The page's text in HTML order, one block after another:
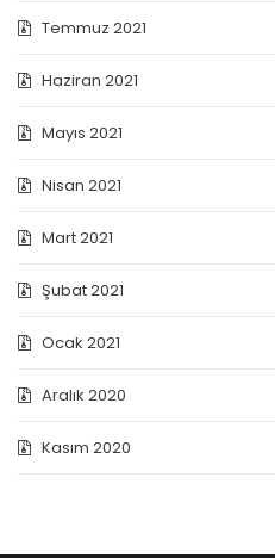
Temmuz 2021
Haziran 2021
Mayıs 2021
Nisan 2021
Mart 2021
Şubat 2021
Ocak 2021
Aralık 2020
Kasım 2020